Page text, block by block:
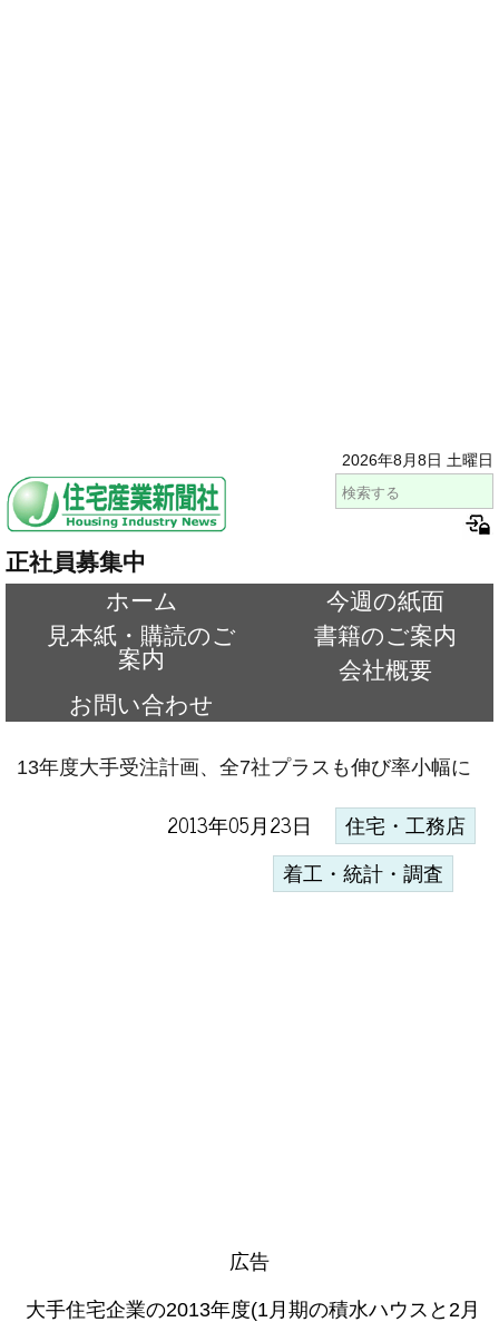
2026年8月8日 土曜日
正社員募集中
ホーム
今週の紙面
見本紙・購読のご
案内
書籍のご案内
会社概要
お問い合わせ
13年度大手受注計画、全7社プラスも伸び率小幅に
2013年05月23日 住宅・工務店
着工・統計・調査
広告
大手住宅企業の2013年度(1月期の積水ハウスと2月